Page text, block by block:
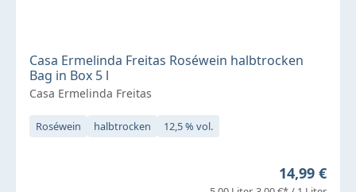
Casa Ermelinda Freitas Roséwein halbtrocken
Bag in Box 5 l
Casa Ermelinda Freitas
Roséwein halbtrocken 12,5 % vol.
Regulärer
14,99 €